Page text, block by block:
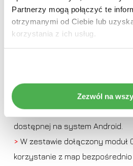
Partnerzy mogą połączyć te
otrzymanymi od Ciebie lub
korzystania z ich usług.
Zezwól na
>Możliwość pobrania dowolnej
dostępnej na system Android.
> W zestawie dołączony moduł
korzystanie z map bezpośrednio